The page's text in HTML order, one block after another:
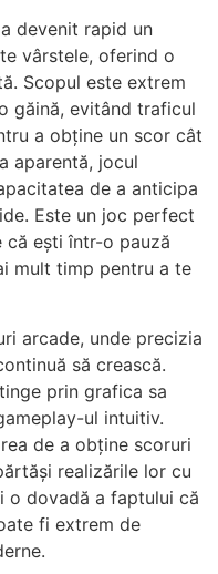
a devenit rapid un
vârstele, oferind o
Scopul este extrem
găină, evitând traficul
a obține un scor cât
aparentă, jocul
de a anticipa
Este un joc perfect
că ești într-o pauză
mult timp pentru a te
arcade, unde precizia
să crească.
prin grafica sa
ul intuitiv.
de a obține scoruri
realizările lor cu
o dovadă a faptului că
fi extrem de